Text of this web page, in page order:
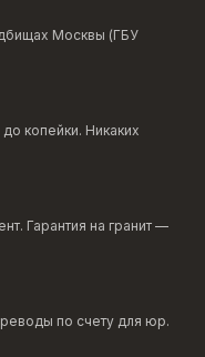
Москвы (ГБУ
копейки. Никаких
Гарантия на гранит —
по счету для юр.